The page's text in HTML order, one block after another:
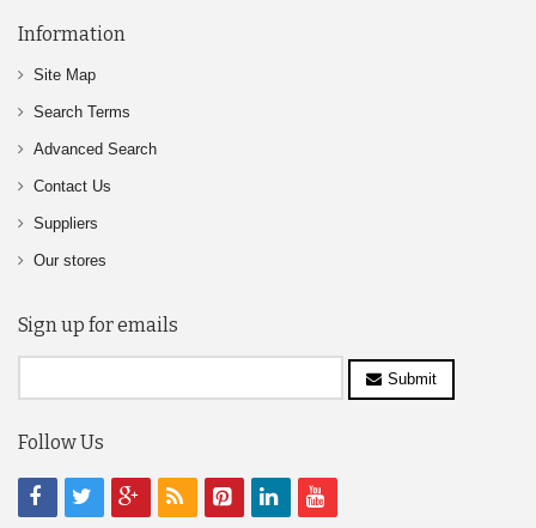
Information
Site Map
Search Terms
Advanced Search
Contact Us
Suppliers
Our stores
Sign up for emails
Submit
Follow Us